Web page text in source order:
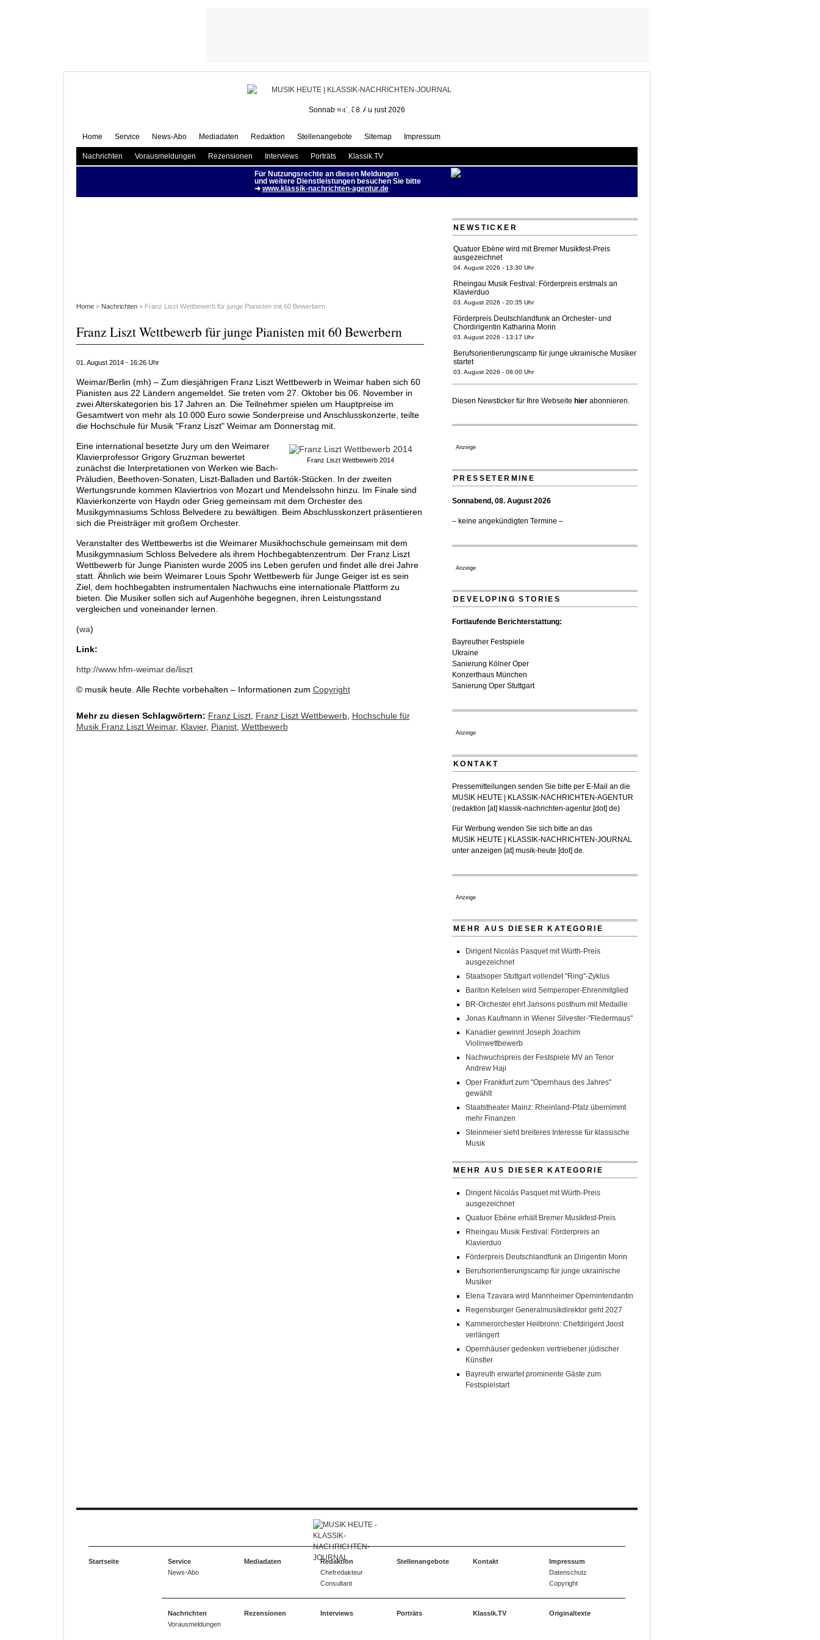
Franz Liszt Wettbewerb für junge
Pianisten mit 60 Bewerbern | MUSIK
HEUTE
Sonnabend, 08. August 2026
Home Service News-Abo Mediadaten Redaktion Stellenangebote Sitemap Impressum
Nachrichten Vorausmeldungen Rezensionen Interviews Porträts Klassik.TV
Für Nutzungsrechte an diesen Meldungen
und weitere Dienstleistungen besuchen Sie bitte
➜ www.klassik-nachrichten-agentur.de
Home» Nachrichten» Franz Liszt Wettbewerb für junge Pianisten mit 60 Bewerbern
Franz Liszt Wettbewerb für junge Pianisten mit 60 Bewerbern
01. August 2014 - 16:26 Uhr
Weimar/Berlin (mh) – Zum diesjährigen Franz Liszt Wettbewerb in Weimar haben sich 60
Pianisten aus 22 Ländern angemeldet. Sie treten vom 27. Oktober bis 06. November in
zwei Alterskategorien bis 17 Jahren an. Die Teilnehmer spielen um Hauptpreise im
Gesamtwert von mehr als 10.000 Euro sowie Sonderpreise und Anschlusskonzerte, teilte
die Hochschule für Musik "Franz Liszt" Weimar am Donnerstag mit.
Franz Liszt Wettbewerb 2014
Eine international besetzte Jury um den Weimarer
Klavierprofessor Grigory Gruzman bewertet
zunächst die Interpretationen von Werken wie Bach-
Präludien, Beethoven-Sonaten, Liszt-Balladen und Bartók-Stücken. In der zweiten
Wertungsrunde kommen Klaviertrios von Mozart und Mendelssohn hinzu. Im Finale sind
Klavierkonzerte von Haydn oder Grieg gemeinsam mit dem Orchester des
Musikgymnasiums Schloss Belvedere zu bewältigen. Beim Abschlusskonzert präsentieren
sich die Preisträger mit großem Orchester.
Veranstalter des Wettbewerbs ist die Weimarer Musikhochschule gemeinsam mit dem
Musikgymnasium Schloss Belvedere als ihrem Hochbegabtenzentrum. Der Franz Liszt
Wettbewerb für Junge Pianisten wurde 2005 ins Leben gerufen und findet alle drei Jahre
statt. Ähnlich wie beim Weimarer Louis Spohr Wettbewerb für Junge Geiger ist es sein
Ziel, dem hochbegabten instrumentalen Nachwuchs eine internationale Plattform zu
bieten. Die Musiker sollen sich auf Augenhöhe begegnen, ihren Leistungsstand
vergleichen und voneinander lernen.
(wa)
Link:
http://www.hfm-weimar.de/liszt
© musik heute. Alle Rechte vorbehalten – Informationen zum Copyright
Mehr zu diesen Schlagwörtern: Franz Liszt, Franz Liszt Wettbewerb, Hochschule für
Musik Franz Liszt Weimar, Klavier, Pianist, Wettbewerb
NEWSTICKER
Quatuor Ebène wird mit Bremer Musikfest-Preis
ausgezeichnet
04. August 2026 - 13:30 Uhr
Rheingau Musik Festival: Förderpreis erstmals an
Klavierduo
03. August 2026 - 20:35 Uhr
Förderpreis Deutschlandfunk an Orchester- und
Chordirigentin Katharina Morin
03. August 2026 - 13:17 Uhr
Berufsorientierungscamp für junge ukrainische Musiker
startet
03. August 2026 - 08:00 Uhr
Nationaltheater Mannheim
Regensburger Generalmusikdirektor Stefan Veselka
21. Juli 2026 - 13:08 Uhr
Ensemblemitglieder
Bayreuth erwartet prominente Gäste zum Start der
17. Juli 2026 - 18:03 Uhr
Jeunesses Musicales ausgezeichnet
Diesen Newsticker für Ihre Webseite hierabonnieren.
Anzeige
PRESSETERMINE
Sonnabend, 08. August 2026
– keine angekündigten Termine –
Anzeige
DEVELOPING STORIES
Fortlaufende Berichterstattung:
Bayreuther Festspiele
Ukraine
Sanierung Kölner Oper
Konzerthaus München
Sanierung Oper Stuttgart
Anzeige
KONTAKT
Pressemitteilungen senden Sie bitte per E-Mail an die
MUSIK HEUTE | KLASSIK-NACHRICHTEN-AGENTUR
(redaktion [at] klassik-nachrichten-agentur [dot] de)
Für Werbung wenden Sie sich bitte an das
MUSIK HEUTE | KLASSIK-NACHRICHTEN-JOURNAL
unter anzeigen [at] musik-heute [dot] de.
Anzeige
MEHR AUS DIESER KATEGORIE
Dirigent Nicolás Pasquet mit Würth-Preis
ausgezeichnet
Staatsoper Stuttgart vollendet "Ring"-Zyklus
Bariton Ketelsen wird Semperoper-Ehrenmitglied
BR-Orchester ehrt Jansons posthum mit Medaille
Jonas Kaufmann in Wiener Silvester-"Fledermaus"
Kanadier gewinnt Joseph Joachim
Violinwettbewerb
Nachwuchspreis der Festspiele MV an Tenor
Andrew Haji
Oper Frankfurt zum "Opernhaus des Jahres"
gewählt
Staatstheater Mainz: Rheinland-Pfalz übernimmt
mehr Finanzen
Steinmeier sieht breiteres Interesse für klassische
Musik
MEHR AUS DIESER KATEGORIE
Dirigent Nicolás Pasquet mit Würth-Preis
ausgezeichnet
Quatuor Ebène erhält Bremer Musikfest-Preis
Rheingau Musik Festival: Förderpreis an
Klavierduo
Förderpreis Deutschlandfunk an Dirigentin Morin
Berufsorientierungscamp für junge ukrainische
Musiker
Elena Tzavara wird Mannheimer Opernintendantin
Regensburger Generalmusikdirektor geht 2027
Kammerorchester Heilbronn: Chefdirigent Joost
verlängert
Opernhäuser gedenken vertriebener jüdischer
Künstler
Bayreuth erwartet prominente Gäste zum
Festspielstart
Startseite
Service
News-Abo
Mediadaten
Redaktion
Chefredakteur
Consultant
Stellenangebote Kontakt
Impressum
Datenschutz
Copyright
Nachrichten
Vorausmeldungen
Rezensionen Interviews Porträts Klassik.TV Originaltexte